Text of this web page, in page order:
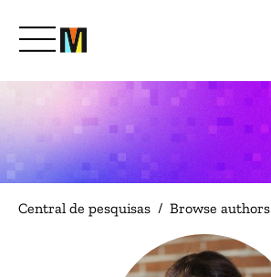
Conheça a Mozilla
O que fazemos
Junte-se a nós
Central de pesquisas / Browse authors